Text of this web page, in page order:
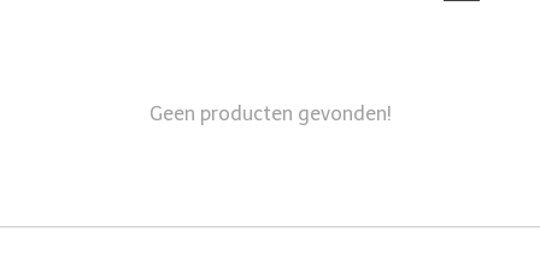
Geen producten gevonden!